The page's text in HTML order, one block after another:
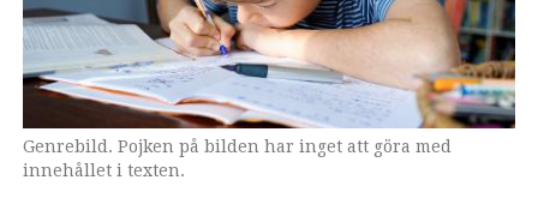
Genrebild. Pojken på bilden har inget att göra med
innehållet i texten.